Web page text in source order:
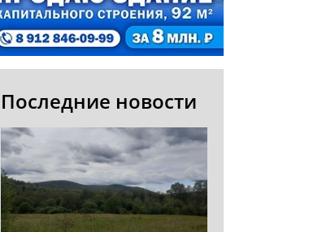
Последние новости